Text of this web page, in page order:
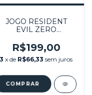
JOGO RESIDENT
EVIL ZERO
R$199,00
3 x de R$66,33 sem juros